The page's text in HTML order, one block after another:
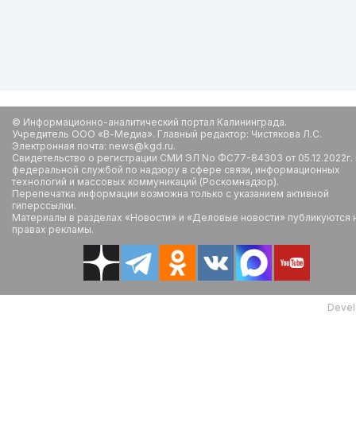
© Информационно-аналитический портал Калининграда.
Учредитель ООО «В-Медиа». Главный редактор: Чистякова Л.С.
Электронная почта: news@kgd.ru.
Свидетельство о регистрации СМИ ЭЛ No ФС77-84303 от
федеральной службой по надзору в сфере связи, информационных
технологий и массовых коммуникаций (Роскомнадзор).
Перепечатка информации возможна только с указанием активной
гиперссылки.
Материалы в разделах «Новости» и «Деловые новости» публикуются
правах рекламы.